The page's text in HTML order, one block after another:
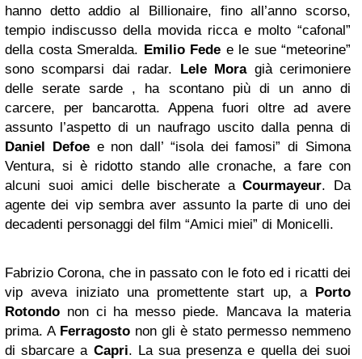
hanno detto addio al Billionaire, fino all’anno scorso,
tempio indiscusso della movida ricca e molto “cafonal”
della costa Smeralda. Emilio Fede e le sue “meteorine”
sono scomparsi dai radar. Lele Moragià cerimoniere
delle serate sarde , ha scontano più di un anno di
carcere, per bancarotta. Appena fuori oltre ad avere
assunto l’aspetto di un naufrago uscito dalla penna di
Daniel Defoee non dall’ “isola dei famosi” di Simona
Ventura, si è ridotto stando alle cronache, a fare con
alcuni suoi amici delle bischerate aCourmayeur. Da
agente dei vip sembra aver assunto la parte di uno dei
decadenti personaggi del film “Amici miei” di Monicelli.
Fabrizio Corona, che in passato con le foto ed i ricatti dei
vip aveva iniziato una promettente start up, a Porto
Rotondo non ci ha messo piede. Mancava la materia
prima. A Ferragosto non gli è stato permesso nemmeno
di sbarcare a Capri. La sua presenza e quella dei suoi